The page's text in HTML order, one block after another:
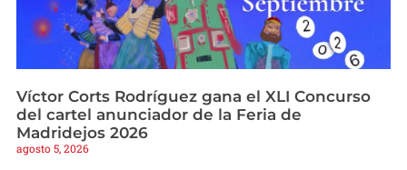
Víctor Corts Rodríguez gana el XLI Concurso
del cartel anunciador de la Feria de
Madridejos 2026
agosto 5, 2026